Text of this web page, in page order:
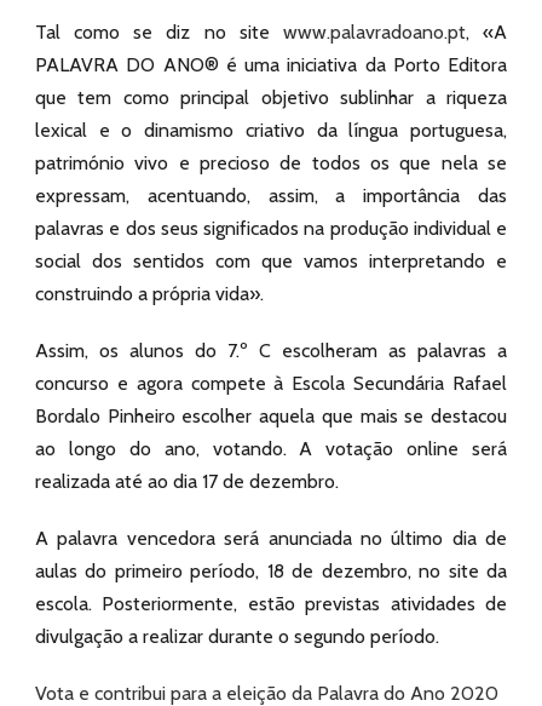
Tal como se diz no site www.palavradoano.pt, «A
PALAVRA DO ANO® é uma iniciativa da Porto Editora
que tem como principal objetivo sublinhar a riqueza
lexical e o dinamismo criativo da língua portuguesa,
património vivo e precioso de todos os que nela se
expressam, acentuando, assim, a importância das
palavras e dos seus significados na produção individual e
social dos sentidos com que vamos interpretando e
construindo a própria vida».
Assim, os alunos do 7.º C escolheram as palavras a
concurso e agora compete à Escola Secundária Rafael
Bordalo Pinheiro escolher aquela que mais se destacou
ao longo do ano, votando. A votação online será
realizada até ao dia 17 de dezembro.
A palavra vencedora será anunciada no último dia de
aulas do primeiro período, 18 de dezembro, no site da
escola. Posteriormente, estão previstas atividades de
divulgação a realizar durante o segundo período.
Vota e contribui para a eleição da Palavra do Ano 2020